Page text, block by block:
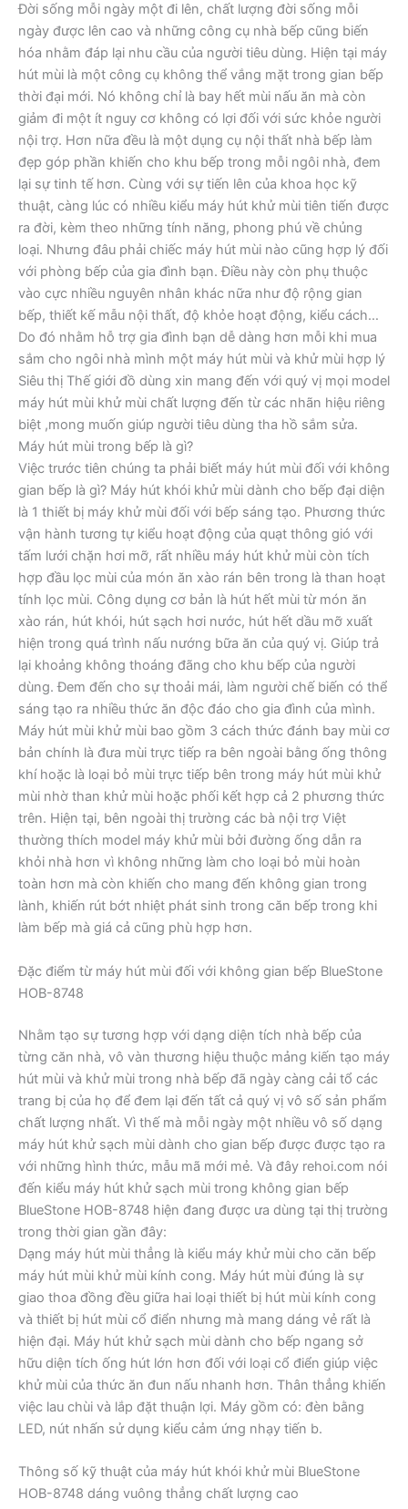
Đời sống mỗi ngày một đi lên, chất lượng đời sống mỗi
ngày được lên cao và những công cụ nhà bếp cũng biến
hóa nhằm đáp lại nhu cầu của người tiêu dùng. Hiện tại máy
hút mùi là một công cụ không thể vắng mặt trong gian bếp
thời đại mới. Nó không chỉ là bay hết mùi nấu ăn mà còn
giảm đi một ít nguy cơ không có lợi đối với sức khỏe người
nội trợ. Hơn nữa đều là một dụng cụ nội thất nhà bếp làm
đẹp góp phần khiến cho khu bếp trong mỗi ngôi nhà, đem
lại sự tinh tế hơn. Cùng với sự tiến lên của khoa học kỹ
thuật, càng lúc có nhiều kiểu máy hút khử mùi tiên tiến được
ra đời, kèm theo những tính năng, phong phú về chủng
loại. Nhưng đâu phải chiếc máy hút mùi nào cũng hợp lý đối
với phòng bếp của gia đình bạn. Điều này còn phụ thuộc
vào cực nhiều nguyên nhân khác nữa như độ rộng gian
bếp, thiết kế mẫu nội thất, độ khỏe hoạt động, kiểu cách…
Do đó nhằm hỗ trợ gia đình bạn dễ dàng hơn mỗi khi mua
sắm cho ngôi nhà mình một máy hút mùi và khử mùi hợp lý
Siêu thị Thế giới đồ dùng xin mang đến với quý vị mọi model
máy hút mùi khử mùi chất lượng đến từ các nhãn hiệu riêng
biệt ,mong muốn giúp người tiêu dùng tha hồ sắm sửa.
Máy hút mùi trong bếp là gì?
Việc trước tiên chúng ta phải biết máy hút mùi đối với không
gian bếp là gì? Máy hút khói khử mùi dành cho bếp đại diện
là 1 thiết bị máy khử mùi đối với bếp sáng tạo. Phương thức
vận hành tương tự kiểu hoạt động của quạt thông gió với
tấm lưới chặn hơi mỡ, rất nhiều máy hút khử mùi còn tích
hợp đầu lọc mùi của món ăn xào rán bên trong là than hoạt
tính lọc mùi. Công dụng cơ bản là hút hết mùi từ món ăn
xào rán, hút khói, hút sạch hơi nước, hút hết dầu mỡ xuất
hiện trong quá trình nấu nướng bữa ăn của quý vị. Giúp trả
lại khoảng không thoáng đãng cho khu bếp của người
dùng. Đem đến cho sự thoải mái, làm người chế biến có thể
sáng tạo ra nhiều thức ăn độc đáo cho gia đình của mình.
Máy hút mùi khử mùi bao gồm 3 cách thức đánh bay mùi cơ
bản chính là đưa mùi trực tiếp ra bên ngoài bằng ống thông
khí hoặc là loại bỏ mùi trực tiếp bên trong máy hút mùi khử
mùi nhờ than khử mùi hoặc phối kết hợp cả 2 phương thức
trên. Hiện tại, bên ngoài thị trường các bà nội trợ Việt
thường thích model máy khử mùi bởi đường ống dẫn ra
khỏi nhà hơn vì không những làm cho loại bỏ mùi hoàn
toàn hơn mà còn khiến cho mang đến không gian trong
lành, khiến rút bớt nhiệt phát sinh trong căn bếp trong khi
làm bếp mà giá cả cũng phù hợp hơn.
Đặc điểm từ máy hút mùi đối với không gian bếp BlueStone
HOB-8748
Nhằm tạo sự tương hợp với dạng diện tích nhà bếp của
từng căn nhà, vô vàn thương hiệu thuộc mảng kiến tạo máy
hút mùi và khử mùi trong nhà bếp đã ngày càng cải tổ các
trang bị của họ để đem lại đến tất cả quý vị vô số sản phẩm
chất lượng nhất. Vì thế mà mỗi ngày một nhiều vô số dạng
máy hút khử sạch mùi dành cho gian bếp được được tạo ra
với những hình thức, mẫu mã mới mẻ. Và đây rehoi.com nói
đến kiểu máy hút khử sạch mùi trong không gian bếp
BlueStone HOB-8748 hiện đang được ưa dùng tại thị trường
trong thời gian gần đây:
Dạng máy hút mùi thẳng là kiểu máy khử mùi cho căn bếp
máy hút mùi khử mùi kính cong. Máy hút mùi đúng là sự
giao thoa đồng đều giữa hai loại thiết bị hút mùi kính cong
và thiết bị hút mùi cổ điển nhưng mà mang dáng vẻ rất là
hiện đại. Máy hút khử sạch mùi dành cho bếp ngang sở
hữu diện tích ống hút lớn hơn đối với loại cổ điển giúp việc
khử mùi của thức ăn đun nấu nhanh hơn. Thân thẳng khiến
việc lau chùi và lắp đặt thuận lợi. Máy gồm có: đèn bằng
LED, nút nhấn sử dụng kiểu cảm ứng nhạy tiến b.
Thông số kỹ thuật của máy hút khói khử mùi BlueStone
HOB-8748 dáng vuông thẳng chất lượng cao